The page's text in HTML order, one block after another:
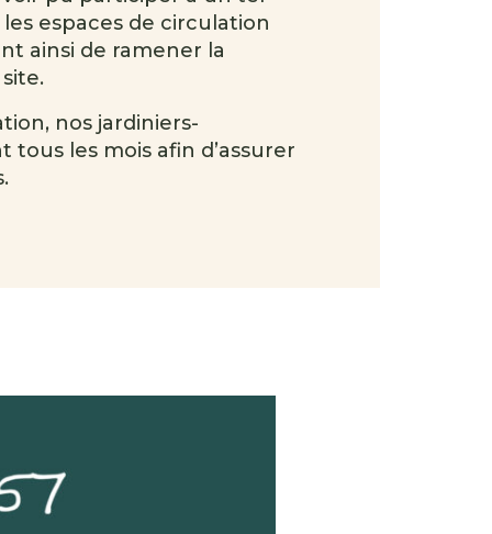
espaces de circulation
ainsi de ramener la
nos jardiniers-
tous les mois afin d’assurer